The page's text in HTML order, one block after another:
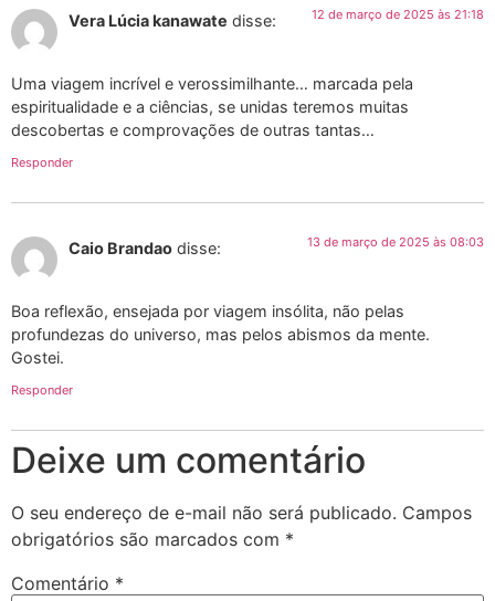
Vera Lúcia kanawate disse: 12 de março de 2025 às 21:18
Uma viagem incrível e verossimilhante… marcada pela
espiritualidade e a ciências, se unidas teremos muitas
descobertas e comprovações de outras tantas…
Responder
Caio Brandao disse: 13 de março de 2025 às 08:03
Boa reflexão, ensejada por viagem insólita, não pelas
profundezas do universo, mas pelos abismos da mente.
Gostei.
Responder
Deixe um comentário
O seu endereço de e-mail não será publicado. Campos
obrigatórios são marcados com *
Comentário *